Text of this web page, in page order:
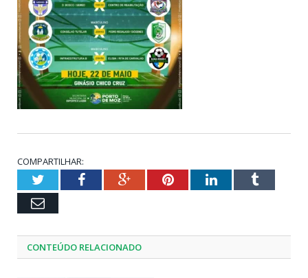
COMPARTILHAR:
TwitterFacebookGoogle+PinterestLinkedInTumblr
Email
CONTEÚDO RELACIONADO